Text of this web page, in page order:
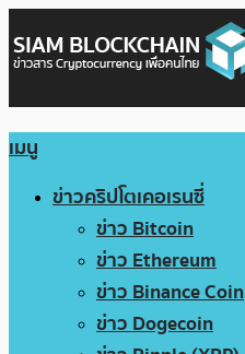
เมนู
ข่าวคริปโตเคอเรนซี่
ข่าว Bitcoin
ข่าว Ethereum
ข่าว Binance Coin
ข่าว Dogecoin